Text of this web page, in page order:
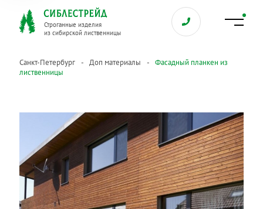
Строганные изделия
из сибирской лиственницы
Санкт-Петербург Доп материалы
Фасадный планкен из
лиственницы